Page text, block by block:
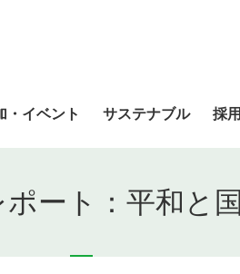
・イベント サステナブル 採
ート：平和と